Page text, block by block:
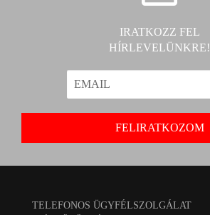
IRATKOZZ FEL
HÍRLEVELÜNKRE!
TELEFONOS ÜGYFÉLSZOLGÁLAT